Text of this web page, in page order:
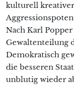
kulturell kreativer
Nach Karl
Gewaltenteilung
Demokratisch
die besseren
unblutig wieder